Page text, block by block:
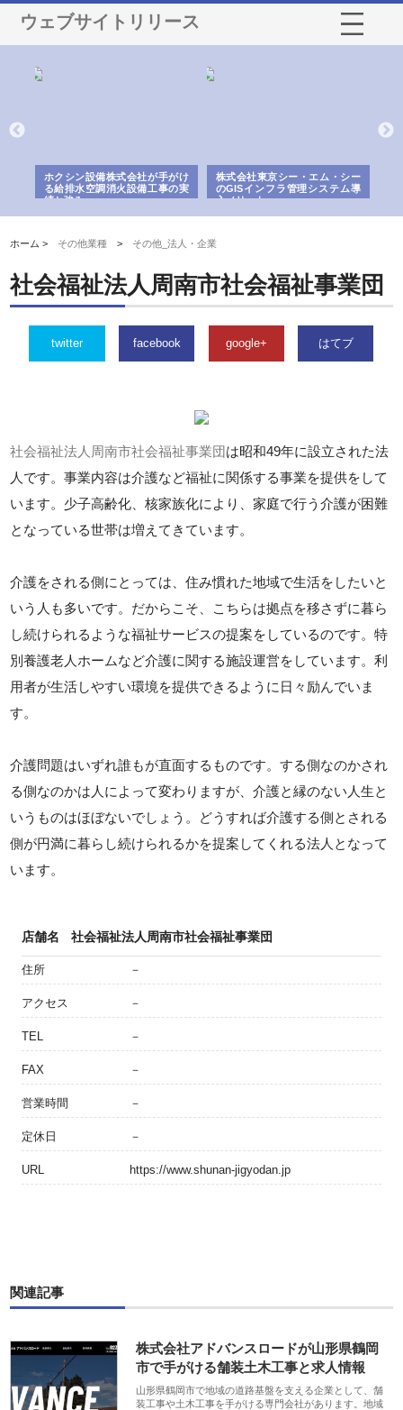
ウェブサイトリリース
ホクシン設備株式会社が手がけ
る給排水空調消火設備工事の実
績と強み
株式会社東京シー・エム・シー
のGISインフラ管理システム導
入メリット
ホーム > その他業種 > その他_法人・企業
社会福祉法人周南市社会福祉事業団
twitter facebook google+ はてブ
社会福祉法人周南市社会福祉事業団 は昭和49年に設立された法
人です。事業内容は介護など福祉に関係する事業を提供をして
います。少子高齢化、核家族化により、家庭で行う介護が困難
となっている世帯は増えてきています。
介護をされる側にとっては、住み慣れた地域で生活をしたいと
いう人も多いです。だからこそ、こちらは拠点を移さずに暮ら
し続けられるような福祉サービスの提案をしているのです。特
別養護老人ホームなど介護に関する施設運営をしています。利
用者が生活しやすい環境を提供できるように日々励んでいま
す。
介護問題はいずれ誰もが直面するものです。する側なのかされ
る側なのかは人によって変わりますが、介護と縁のない人生と
いうものはほぼないでしょう。どうすれば介護する側とされる
側が円満に暮らし続けられるかを提案してくれる法人となって
います。
店舗名 社会福祉法人周南市社会福祉事業団
住所 －
アクセス －
TEL －
FAX －
営業時間 －
定休日 －
URL https://www.shunan-jigyodan.jp
関連記事
株式会社アドバンスロードが山形県鶴岡
市で手がける舗装土木工事と求人情報
山形県鶴岡市で地域の道路基盤を支える企業として、舗
装工事や土木工事を手がける専門会社があります。地域